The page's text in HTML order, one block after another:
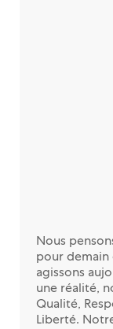
Nous
pour demain
agissons
une réalité,
Qualité,
Liberté.